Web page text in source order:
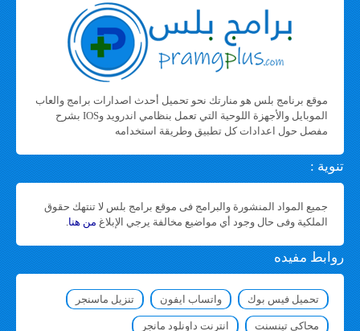
موقع برنامج بلس هو منارتك نحو تحميل أحدث اصدارات برامج والعاب
الموبايل والأجهزة اللوحية التي تعمل بنظامي اندرويد وIOS بشرح
مفصل حول اعدادات كل تطبيق وطريقة استخدامه
تنوية :
جميع المواد المنشورة والبرامج فى موقع برامج بلس لا تنتهك حقوق
الملكية وفى حال وجود أي مواضيع مخالفة يرجي الإبلاغ من هنا.
روابط مفيده
تحميل فيس بوك واتساب ايفون تنزيل ماسنجر
محاكي تينسنت انترنت داونلود مانجر